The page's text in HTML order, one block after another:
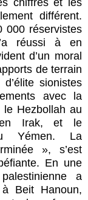
chiffres et les
différent.
000 réservistes
réussi à en
d’un moral
de terrain
sionistes
avec la
le Hezbollah au
en Irak, et le
Yémen. La
», s’est
En une
a
Beit Hanoun,